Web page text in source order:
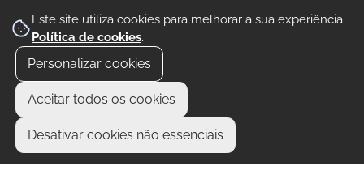
Este site utiliza cookies para melhorar a sua experiência.
Política de cookies.
Personalizar cookies
Aceitar todos os cookies
Desativar cookies não essenciais